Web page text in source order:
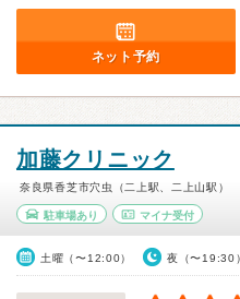
ネット予約
加藤クリニック
奈良県香芝市穴虫（二上駅、二上山駅）
駐車場あり マイナ受付
土曜（〜12:00） 夜（〜19:30）